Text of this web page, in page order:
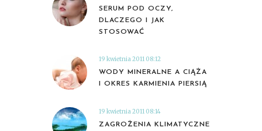
SERUM POD OCZY,
DLACZEGO I JAK
STOSOWAĆ
19 kwietnia 2011 08:12
WODY MINERALNE A CIĄŻA
I OKRES KARMIENIA PIERSIĄ
19 kwietnia 2011 08:14
ZAGROŻENIA KLIMATYCZNE